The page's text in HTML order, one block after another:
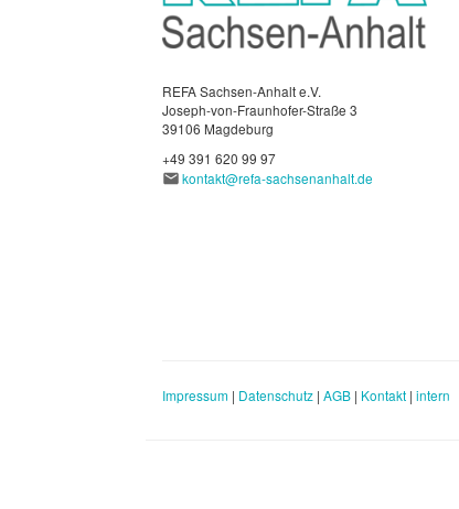
REFA Sachsen-Anhalt e.V.
Joseph-von-Fraunhofer-Straße 3
39106 Magdeburg
+49 391 620 99 97
kontakt@refa-sachsenanhalt.de
Impressum | Datenschutz | AGB | Kontakt | intern